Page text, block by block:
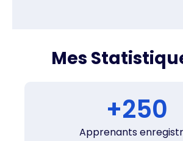
Mes
Apprenants
+250